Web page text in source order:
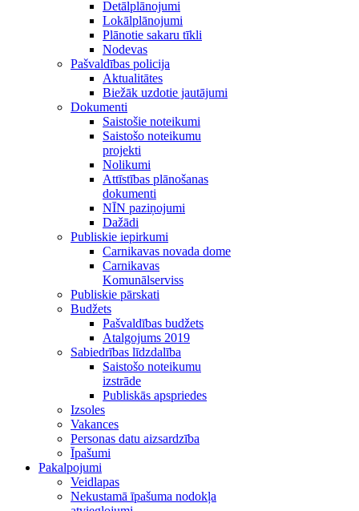
Detālplānojumi
Lokālplānojumi
Plānotie sakaru tīkli
Nodevas
Pašvaldības policija
Aktualitātes
Biežāk uzdotie jautājumi
Dokumenti
Saistošie noteikumi
Saistošo noteikumu
projekti
Nolikumi
Attīstības plānošanas
dokumenti
NĪN paziņojumi
Dažādi
Publiskie iepirkumi
Carnikavas novada dome
Carnikavas
Komunālserviss
Publiskie pārskati
Budžets
Pašvaldības budžets
Atalgojums 2019
Sabiedrības līdzdalība
Saistošo noteikumu
izstrāde
Publiskās apspriedes
Izsoles
Vakances
Personas datu aizsardzība
Īpašumi
Pakalpojumi
Veidlapas
Nekustamā īpašuma nodokļa